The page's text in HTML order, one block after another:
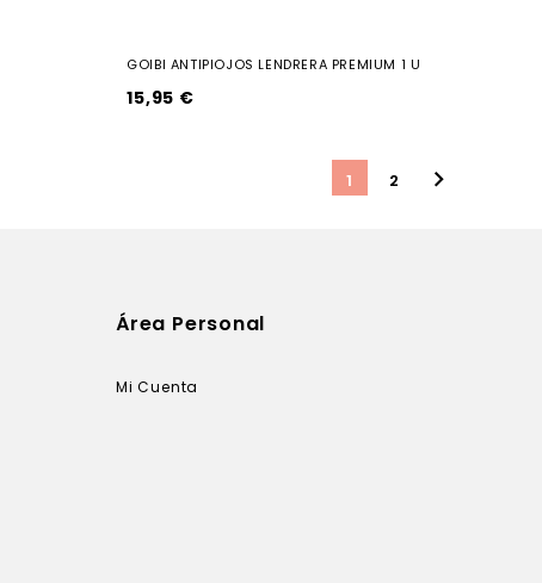
GOIBI ANTIPIOJOS LENDRERA PREMIUM 1 U
15,95 €
1 2 
Área Personal
Mi Cuenta